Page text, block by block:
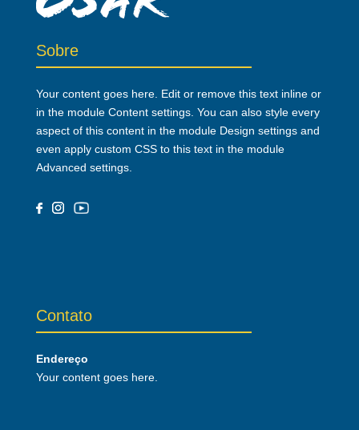
Sobre
Your content goes here. Edit or remove this text inline or
in the module Content settings. You can also style every
aspect of this content in the module Design settings and
even apply custom CSS to this text in the module
Advanced settings.
Contato
Endereço
Your content goes here.